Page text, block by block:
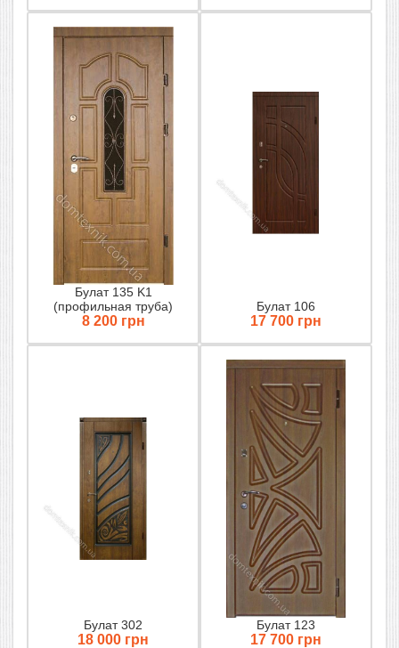
Булат 135 K1
(профильная труба)
8 200 грн
Булат 106
17 700 грн
Булат 302
18 000 грн
Булат 123
17 700 грн